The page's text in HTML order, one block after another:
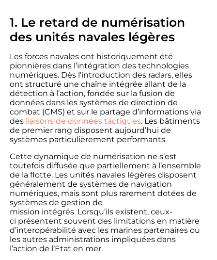
1. Le retard de numérisation
des unités navales légères
Les forces navales ont historiquement été
pionnières dans l’intégration des technologies
numériques. Dès l’introduction des radars, elles
ont structuré une chaîne intégrée allant de la
détection à l’action, fondée sur la fusion de
données dans les systèmes de direction de
combat (CMS) et sur le partage d’informations via
des liaisons de données tactiques. Les bâtiments
de premier rang disposent aujourd’hui de
systèmes particulièrement performants.
Cette dynamique de numérisation ne s’est
toutefois diffusée que partiellement à l’ensemble
de la flotte. Les unités navales légères disposent
généralement de systèmes de navigation
numériques, mais sont plus rarement dotées de
systèmes de gestion de
mission intégrés. Lorsqu’ils existent, ceux-
ci présentent souvent des limitations en matière
d’interopérabilité avec les marines partenaires ou
les autres administrations impliquées dans
l’action de l’Etat en mer.